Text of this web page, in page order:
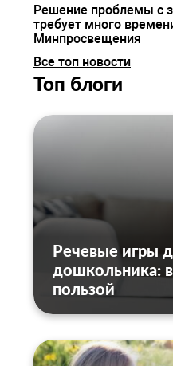
Решение проблемы с
требует много
Минпросвещения
Все топ новости
Топ блоги
Речевые игры
дошкольника:
пользой